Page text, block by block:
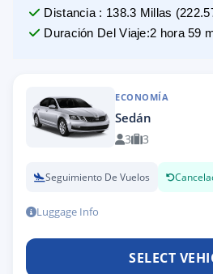
Distancia : 138.3 Millas (
Duración Del Viaje:2 hora 59
ECONOMÍA
Sedán
3 3
Seguimiento De Vuelos
Luggage Info
SELECT